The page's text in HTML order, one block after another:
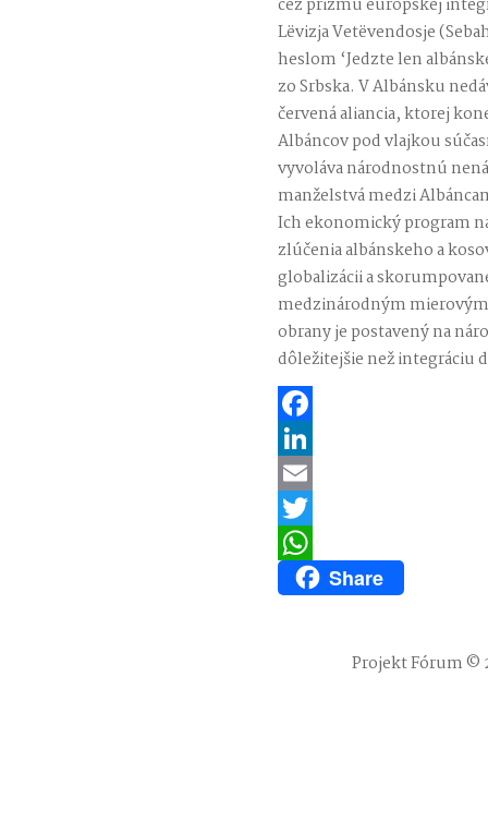
Lëvizja Vetëvendosje
heslom ‘Jedzte len
zo Srbska. V Albánsku
červená aliancia, ktorej
Albáncov pod vlajkou
vyvoláva národnostnú
manželstvá medzi
Ich ekonomický program
zlúčenia albánskeho a
globalizácii a
medzinárodným
obrany je postavený na
dôležitejšie než integráciu
Facebook
LinkedIn
Email
Twitter
WhatsAppShare
Projekt Fórum ©